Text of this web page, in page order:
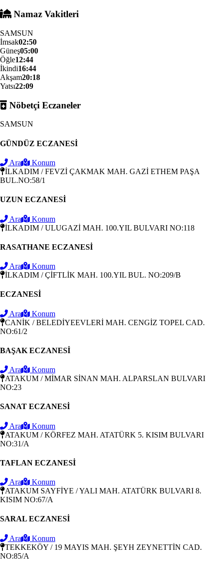
Namaz Vakitleri
SAMSUN
İmsak02:50
Güneş05:00
Öğle12:44
İkindi16:44
Akşam20:18
Yatsı22:09
Nöbetçi Eczaneler
SAMSUN
GÜNDÜZ ECZANESİ
Ara
Konum
İLKADIM / FEVZİ ÇAKMAK MAH. GAZİ ETHEM PAŞA
BUL.NO:58/1
UZUN ECZANESİ
Ara
Konum
İLKADIM / ULUGAZİ MAH. 100.YIL BULVARI NO:118
RASATHANE ECZANESİ
Ara
Konum
İLKADIM / ÇİFTLİK MAH. 100.YIL BUL. NO:209/B
ECZANESİ
Ara
Konum
CANİK / BELEDİYEEVLERİ MAH. CENGİZ TOPEL CAD.
NO:61/2
BAŞAK ECZANESİ
Ara
Konum
ATAKUM / MİMAR SİNAN MAH. ALPARSLAN BULVARI
NO:23
SANAT ECZANESİ
Ara
Konum
ATAKUM / KÖRFEZ MAH. ATATÜRK 5. KISIM BULVARI
NO:31/A
TAFLAN ECZANESİ
Ara
Konum
ATAKUM SAYFİYE / YALI MAH. ATATÜRK BULVARI 8.
KISIM NO:67/A
SARAL ECZANESİ
Ara
Konum
TEKKEKÖY / 19 MAYIS MAH. ŞEYH ZEYNETTİN CAD.
NO:85/A